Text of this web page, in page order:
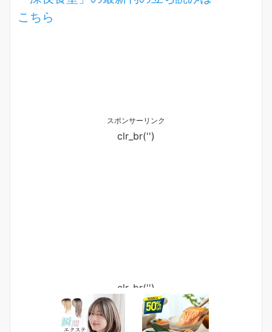
こちら
スポンサーリンク
clr_br('')
clr_br('')